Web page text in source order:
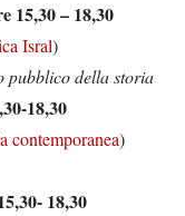
15,30 – 18,30
Isral)
pubblico della storia
18,30
contemporanea)
18,30